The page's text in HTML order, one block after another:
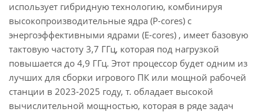
использует гибридную технологию, комбинируя
высокопроизводительные ядра (P-cores) с
энергоэффективными ядрами (E-cores) , имеет базовую
тактовую частоту 3,7 ГГц, которая под нагрузкой
повышается до 4,9 ГГц. Этот процессор будет одним из
лучших для сборки игрового ПК или мощной рабочей
станции в 2023-2025 году, т. обладает высокой
вычислительной мощностью, которая в ряде задач